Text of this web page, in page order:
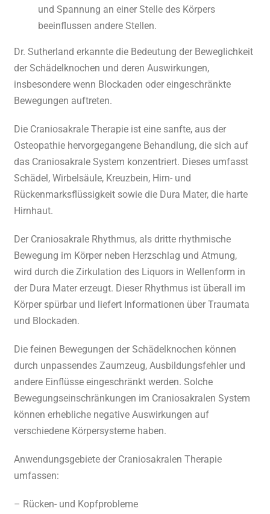
und Spannung an einer Stelle des Körpers
beeinflussen andere Stellen.
Dr. Sutherland erkannte die Bedeutung der Beweglichkeit
der Schädelknochen und deren Auswirkungen,
insbesondere wenn Blockaden oder eingeschränkte
Bewegungen auftreten.
Die Craniosakrale Therapie ist eine sanfte, aus der
Osteopathie hervorgegangene Behandlung, die sich auf
das Craniosakrale System konzentriert. Dieses umfasst
Schädel, Wirbelsäule, Kreuzbein, Hirn- und
Rückenmarksflüssigkeit sowie die Dura Mater, die harte
Hirnhaut.
Der Craniosakrale Rhythmus, als dritte rhythmische
Bewegung im Körper neben Herzschlag und Atmung,
wird durch die Zirkulation des Liquors in Wellenform in
der Dura Mater erzeugt. Dieser Rhythmus ist überall im
Körper spürbar und liefert Informationen über Traumata
und Blockaden.
Die feinen Bewegungen der Schädelknochen können
durch unpassendes Zaumzeug, Ausbildungsfehler und
andere Einflüsse eingeschränkt werden. Solche
Bewegungseinschränkungen im Craniosakralen System
können erhebliche negative Auswirkungen auf
verschiedene Körpersysteme haben.
Anwendungsgebiete der Craniosakralen Therapie
umfassen:
– Rücken- und Kopfprobleme